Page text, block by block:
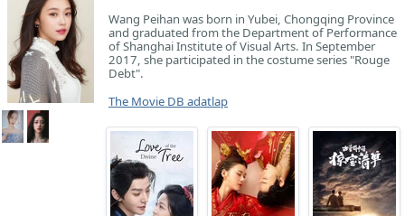
Wang Peihan was born in Yubei, Chongqing Province
and graduated from the Department of Performance
of Shanghai Institute of Visual Arts. In September
2017, she participated in the costume series "Rouge
Debt".
The Movie DB adatlap